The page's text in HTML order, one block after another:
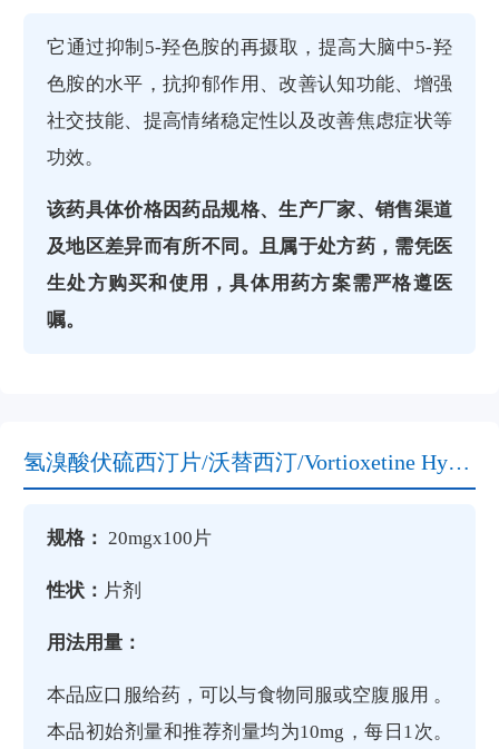
它通过抑制5-羟色胺的再摄取，提高大脑中5-羟
色胺的水平，抗抑郁作用、改善认知功能、增强
社交技能、提高情绪稳定性以及改善焦虑症状等
功效。
该药具体价格因药品规格、生产厂家、销售渠道
及地区差异而有所不同。且属于处方药，需凭医
生处方购买和使用，具体用药方案需严格遵医
嘱。‌
氢溴酸伏硫西汀片/沃替西汀/Vortioxetine Hydrobromide说明书
规格： 20mgx100片
性状： 片剂
用法用量：
本品应口服给药，可以与食物同服或空腹服用 。
本品初始剂量和推荐剂量均为10mg，每日1次。